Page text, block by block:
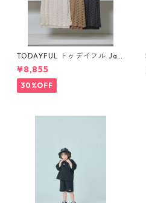
TODAYFUL トゥデイフル Jac
quard Sheer Tanktop 125106
01
¥8,855
30%OFF